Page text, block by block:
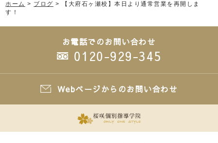
ホーム > ブログ >
【大府石ヶ瀬校】本日より通常営業を再開しま
す！
お電話でのお問い合わせ
0120-929-345
Webページからのお問い合わせ